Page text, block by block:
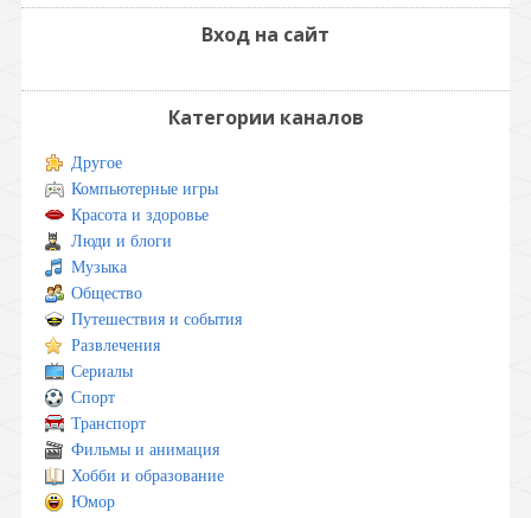
Вход на сайт
Категории каналов
Другое
Компьютерные игры
Красота и здоровье
Люди и блоги
Музыка
Общество
Путешествия и события
Развлечения
Сериалы
Спорт
Транспорт
Фильмы и анимация
Хобби и образование
Юмор